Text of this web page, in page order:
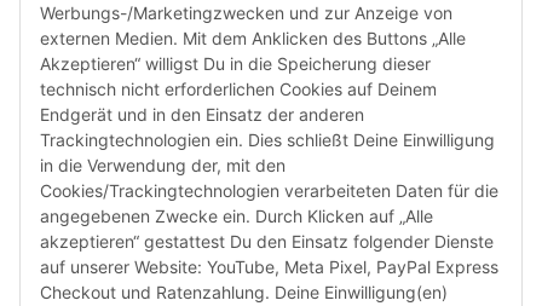
Werbungs-/Marketingzwecken und zur Anzeige von
externen Medien. Mit dem Anklicken des Buttons „Alle
Akzeptieren“ willigst Du in die Speicherung dieser
technisch nicht erforderlichen Cookies auf Deinem
Endgerät und in den Einsatz der anderen
Trackingtechnologien ein. Dies schließt Deine Einwilligung
in die Verwendung der, mit den
Cookies/Trackingtechnologien verarbeiteten Daten für die
angegebenen Zwecke ein. Durch Klicken auf „Alle
akzeptieren“ gestattest Du den Einsatz folgender Dienste
auf unserer Website: YouTube, Meta Pixel, PayPal Express
Checkout und Ratenzahlung. Deine Einwilligung(en)
Email:shop@audiolith.net
Servicezeiten (Mo.-Fr.) 11:00 - 15:00 Uhr
Bitte habe Verständnis dafür, dass Du uns ausschließlich zu
den oben genannten Geschäftszeiten telefonisch
kontaktieren kannst.
facebookyoutubeinstagram
tiktok